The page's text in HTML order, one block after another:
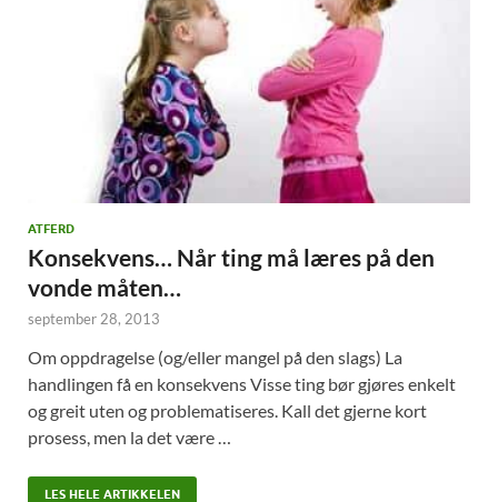
ATFERD
Konsekvens… Når ting må læres på den
vonde måten…
september 28, 2013
Om oppdragelse (og/eller mangel på den slags) La
handlingen få en konsekvens Visse ting bør gjøres enkelt
og greit uten og problematiseres. Kall det gjerne kort
prosess, men la det være …
LES HELE ARTIKKELEN